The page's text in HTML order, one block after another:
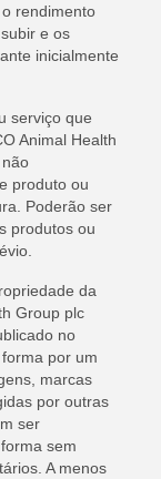
rendimento
e os
inicialmente
serviço que
Animal Health
produto ou
Poderão ser
produtos ou
da
Group plc
no
por um
marcas
por outras
ser
sem
A menos